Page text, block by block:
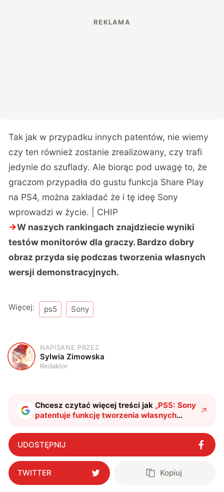
Tak jak w przypadku innych patentów, nie wiemy
czy ten również zostanie zrealizowany, czy trafi
jedynie do szuflady. Ale biorąc pod uwagę to, że
graczom przypadła do gustu funkcja Share Play
na PS4, można zakładać że i tę ideę Sony
wprowadzi w życie. | CHIP
→W naszych rankingach znajdziecie wyniki
testów monitorów dla graczy. Bardzo dobry
obraz przyda się podczas tworzenia własnych
wersji demonstracyjnych.
Więcej: ps5 Sony
S
NAPISANE PRZEZ
Sylwia Zimowska
Redaktor
Chcesz czytać więcej treści jak „PS5: Sony
patentuje funkcję tworzenia własnych
wersji demo przez graczy"?
UDOSTĘPNIJ
TWITTER Kopiuj